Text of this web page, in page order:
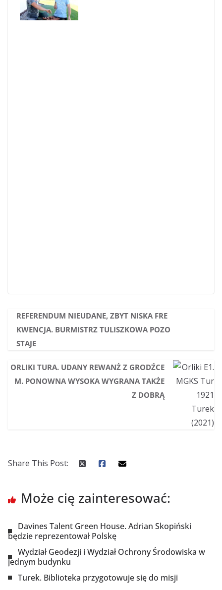
REFERENDUM NIEUDANE, ZBYT NISKA FRE
KWENCJA. BURMISTRZ TULISZKOWA POZO
STAJE
ORLIKI TURA. UDANY REWANŻ Z GRODŹCE
M. PONOWNA WYSOKA WYGRANA TAKŻE
Z DOBRĄ
Share This Post:
Może cię zainteresować:
Davines Talent Green House. Adrian Skopiński
będzie reprezentował Polskę
Wydział Geodezji i Wydział Ochrony Środowiska w
jednym budynku
Turek. Biblioteka przygotowuje się do misji